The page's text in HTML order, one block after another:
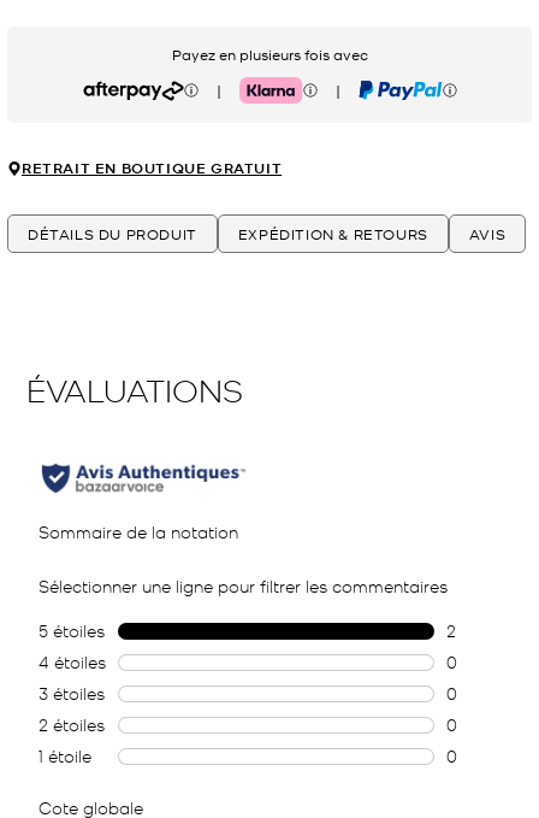
Payez en plusieurs fois avec
Afterpay | Klarna | PayPal
RETRAIT EN BOUTIQUE GRATUIT
DÉTAILS DU PRODUIT EXPÉDITION & RETOURS AVIS